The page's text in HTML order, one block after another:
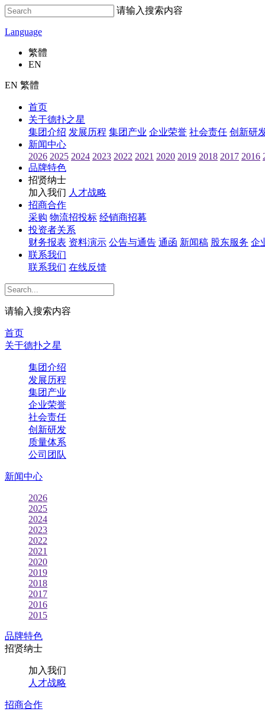
请输入搜索内容
Language
繁體
EN
EN 繁體
首页
关于德扑之星
集团介绍 发展历程 集团产业 企业荣誉 社会责任 创新研
新闻中心
2026 2025 2024 2023 2022 2021 2020 2019 2018 2017 2016
品牌特色
招贤纳士
加入我们 人才战略
招商合作
采购 物流招投标 经销商招募
投资者关系
财务报表 资料演示 公告与通告 通函 新闻稿 股东服务 企
联系我们
联系我们 在线反馈
请输入搜索内容
首页
关于德扑之星
集团介绍
发展历程
集团产业
企业荣誉
社会责任
创新研发
质量体系
公司团队
新闻中心
2026
2025
2024
2023
2022
2021
2020
2019
2018
2017
2016
2015
品牌特色
招贤纳士
加入我们
人才战略
招商合作